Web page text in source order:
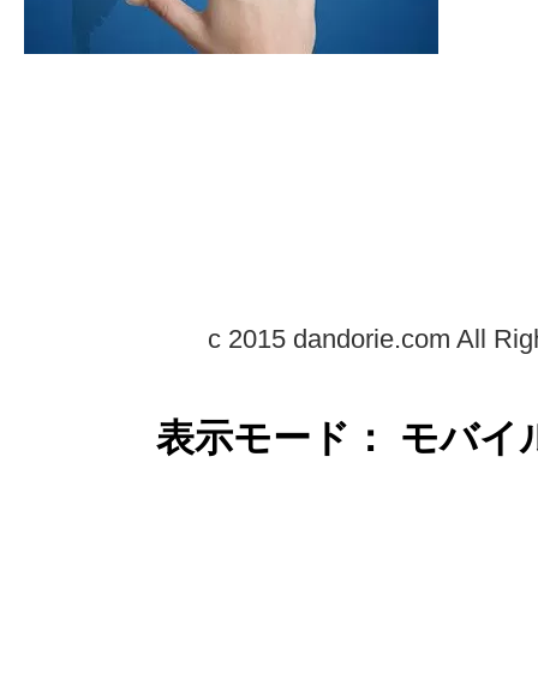
c 2015 dandorie.com All
表示モード： モバ